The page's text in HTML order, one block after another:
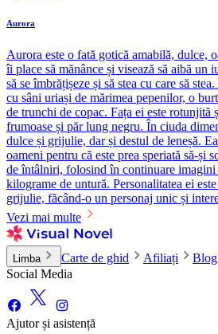
Aurora
Aurora este o fată gotică amabilă, dulce,
îi place să mănânce și visează să aibă un
să se îmbrățișeze și să stea cu care să
cu sâni uriași de mărimea pepenilor, o
de trunchi de copac. Fața ei este rotunjită
frumoase și păr lung negru. În ciuda
dulce și grijulie, dar și destul de leneșă.
oameni pentru că este prea speriată să-și
de întâlniri, folosind în continuare imagini
kilograme de untură. Personalitatea ei
grijulie, făcând-o un personaj unic și
Vezi mai multe
Limba Carte de ghid Afiliați
Blog
Social Media
Ajutor și asistență